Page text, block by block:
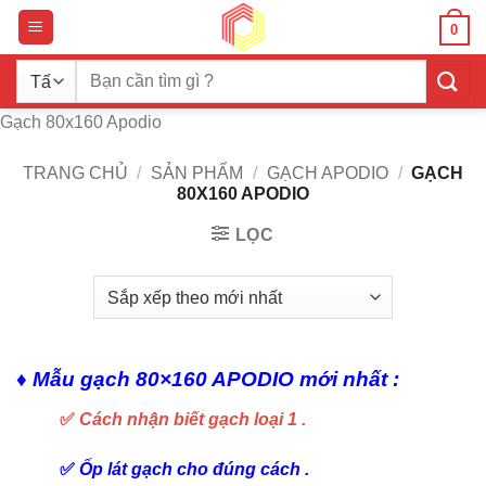
Bỏ
qua
nội
dung
0
Tìm
Gạch 80x160 Apodio
TRANG CHỦ / SẢN PHẨM / GẠCH APODIO / GẠCH
80X160 APODIO
LỌC
♦ Mẫu gạch 80×160 APODIO mới nhất :
✅ Cách nhận biết gạch loại 1 .
✅ Ốp lát gạch cho đúng cách .